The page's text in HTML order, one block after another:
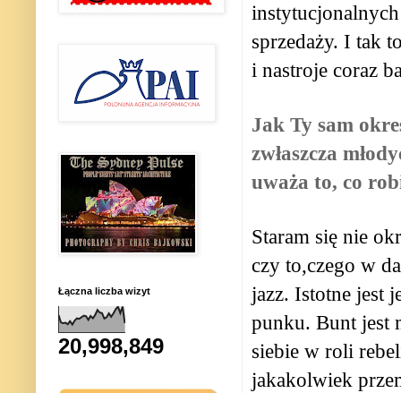
sprzedaży. I tak
i nastroje coraz
Jak Ty sam
zwłaszcza
uważa to, co
Staram się nie
czy to,czego w
jazz. Istotne jest
punku. Bunt jest
siebie w roli
jakakolwiek
Łączna liczba wizyt
20,998,849